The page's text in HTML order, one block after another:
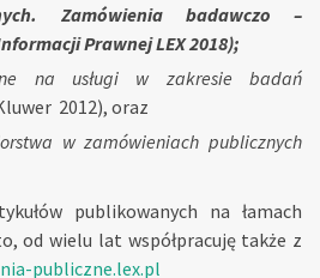
Zamówienia badawczo –
Prawnej LEX 2018);
na usługi w zakresie badań
2012), oraz
w zamówieniach publicznych
publikowanych na łamach
od wielu lat współpracuję także z
publiczne.lex.pl